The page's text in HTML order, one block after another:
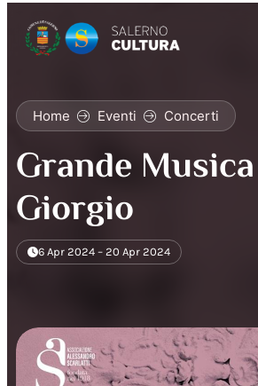
Home Eventi Concerti
Grande
Giorgio
6 Apr 2024 – 20 Apr 2024